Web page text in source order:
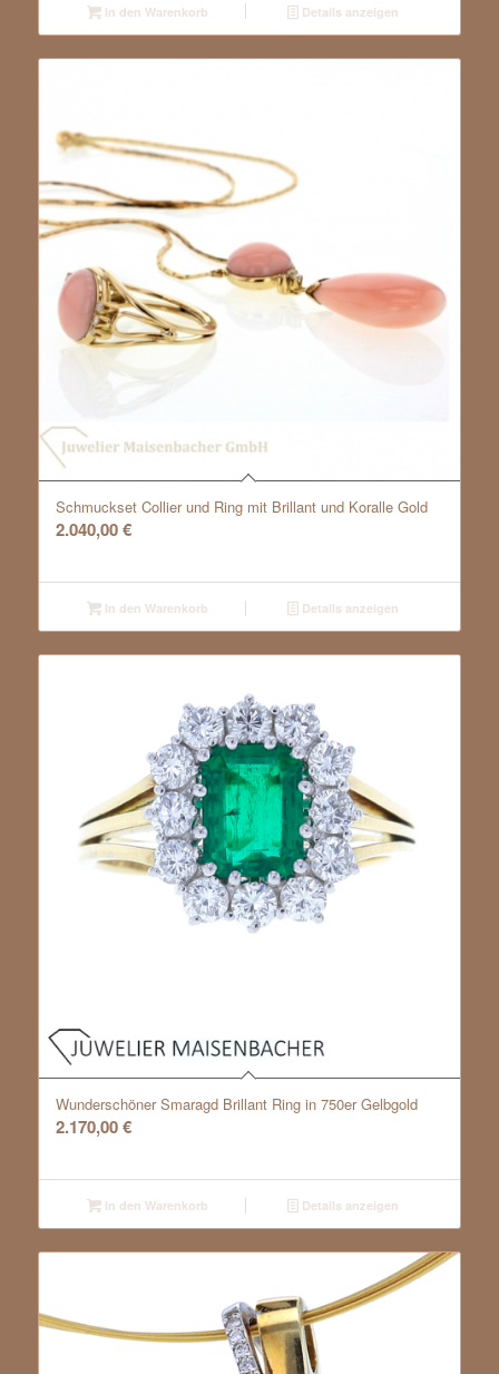
In den Warenkorb Details anzeigen
Schmuckset Collier und Ring mit Brillant und Koralle Gold
2.040,00€
In den Warenkorb Details anzeigen
Wunderschöner Smaragd Brillant Ring in 750er Gelbgold
2.170,00€
In den Warenkorb Details anzeigen